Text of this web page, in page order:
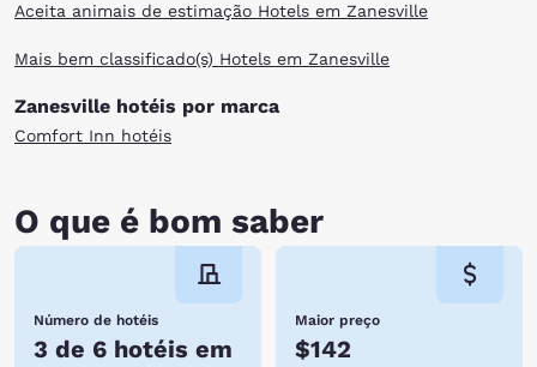
Aceita animais de estimação Hotels em Zanesville
Mais bem classificado(s) Hotels em Zanesville
Zanesville hotéis por marca
Comfort Inn hotéis
O que é bom saber
Número de hotéis
3 de 6 hotéis em
Maior preço
$142